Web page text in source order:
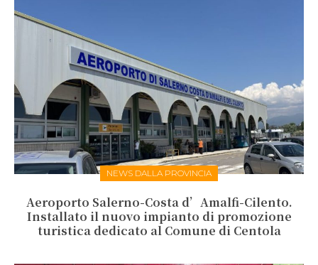
NEWS DALLA PROVINCIA
Aeroporto Salerno-Costa d’Amalfi-Cilento.
Installato il nuovo impianto di promozione
turistica dedicato al Comune di Centola